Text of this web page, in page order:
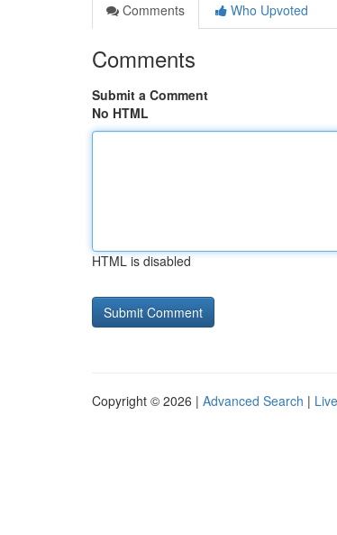
Comments
Who Upvoted
Comments
Submit a Comment
No HTML
HTML is disabled
Copyright © 2026 | Advanced Search | Live